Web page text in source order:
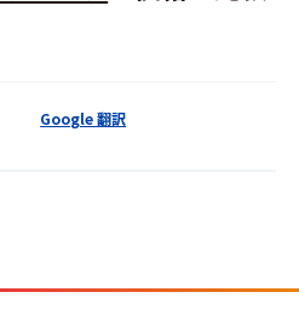
Google 翻訳